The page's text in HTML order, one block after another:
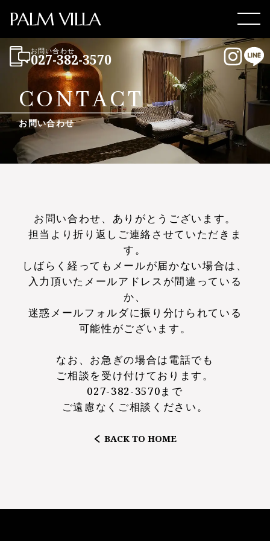
PALM VILLA
お問い合わせ
027-382-3570
CONTACT
お問い合わせ
お問い合わせ、ありがとうございます。
担当より折り返しご連絡させていただきま
す。
しばらく経ってもメールが届かない場合は、
入力頂いたメールアドレスが間違っている
か、
迷惑メールフォルダに振り分けられている
可能性がございます。
なお、お急ぎの場合は電話でも
ご相談を受け付けております。
027-382-3570まで
ご遠慮なくご相談ください。
BACK TO HOME